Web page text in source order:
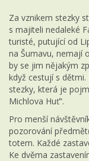
Za vznikem stezky
s majiteli nedaleké
turisté, putující od
na Šumavu, nemají
by se jim nějakým
když cestují s
stezky, která je
Michlova Huť“.
Pro menší
pozorování
totem. Každé
Ke dvěma